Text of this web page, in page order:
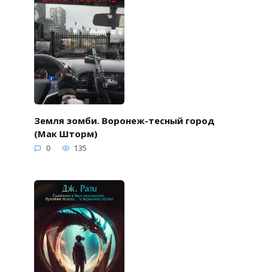
Земля зомби. Воронеж-тесный город
(Мак Шторм)
0 135